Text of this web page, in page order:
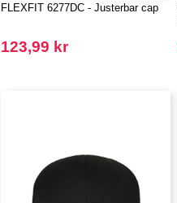
FLEXFIT 6277DC - Justerbar cap
123,99 kr